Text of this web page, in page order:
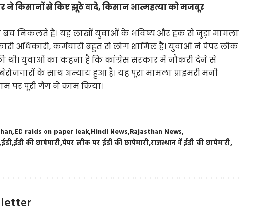
ने किसानों से किए झूठे वादे, किसान आत्महत्या को मजबूर
बच निकलते है। यह लाखों युवाओं के भविष्य और हक से जुड़ा मामला
अधिकारी, कर्मचारी बहुत से लोग शामिल हैं। युवाओं ने पेपर लीक
थी। युवाओं का कहना है कि कांग्रेस सरकार में नौकरी देने से
के साथ अन्याय हुआ है। यह पूरा मामला प्राइमरी मनी
पर पूरी गैंग ने काम किया।
ED raids on paper leak Hindi News Rajasthan News
ईडीईडी की छापेमारीपेपर लीक पर ईडी की छापेमारीराजस्थान में ईडी की छापेमारी